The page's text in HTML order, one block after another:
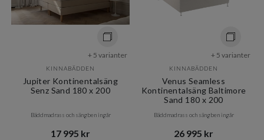
+ 5 varianter
KINNABÄDDEN
Jupiter Kontinentalsäng
Senz Sand 180 x 200
Bäddmadrass och sängben ingår
17 995 kr​​
+ 5 varianter
KINNABÄDDEN
Venus Seamless
Kontinentalsäng Baltimore
Sand 180 x 200
Bäddmadrass och sängben ingår
26 995 kr​​